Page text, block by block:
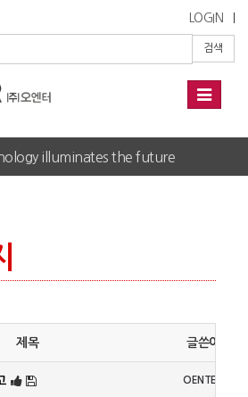
LOGIN
검색
Toggle
illuminates the future
제목 글쓴이
OENTER